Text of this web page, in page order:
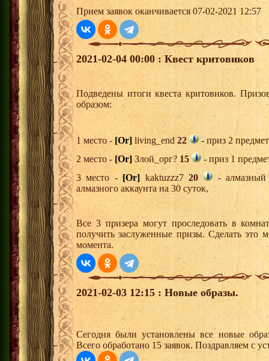
Прием заявок оканчивается 07-02-2021 12:57
2021-02-04 00:00 : Квест критовиков
Подведены итоги квеста критовиков.
образом:
1 место - [Or] living_end 22
- приз 2
2 место - [Or] Злой_орг? 15
- приз 1
3 место -[Or] kaktuzzz7 20
-
алмазного аккаунта на 30 суток,
Все 3 призера могут проследовать в
получить заслуженные призы. Сделать это
момента.
2021-02-03 12:15 : Новые образы.
Сегодня были установлены все новые
Всего обработано 15 заявок. Поздравляем с